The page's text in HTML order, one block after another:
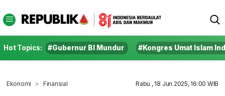
Hot Topics: #Gubernur BI Mundur #Kongres Umat Islam
Ekonomi Finansial Rabu , 18 Jun 2025, 16:00 WIB